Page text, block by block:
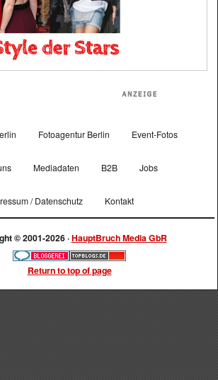
Fotoagentur Berlin Event-Fotos
Mediadaten B2B Jobs
/ Datenschutz Kontakt
© 2001-2026 ·HauptBruch Media GbR
Return to top of page